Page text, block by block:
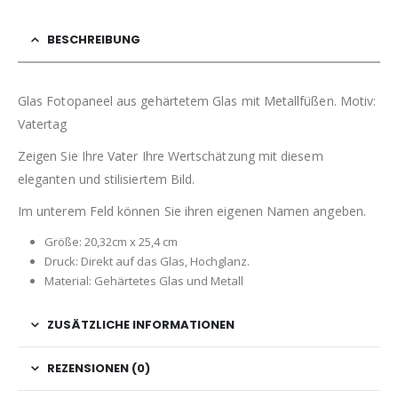
BESCHREIBUNG
Glas Fotopaneel aus gehärtetem Glas mit Metallfüßen. Motiv:
Vatertag
Zeigen Sie Ihre Vater Ihre Wertschätzung mit diesem
eleganten und stilisiertem Bild.
Im unterem Feld können Sie ihren eigenen Namen angeben.
Größe: 20,32cm x 25,4 cm
Druck: Direkt auf das Glas, Hochglanz.
Material: Gehärtetes Glas und Metall
ZUSÄTZLICHE INFORMATIONEN
REZENSIONEN (0)